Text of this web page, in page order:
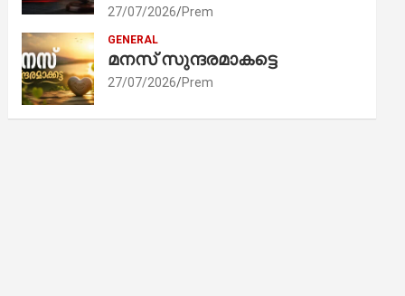
27/07/2026 Prem
GENERAL
മനസ് സുന്ദരമാകട്ടെ
27/07/2026 Prem